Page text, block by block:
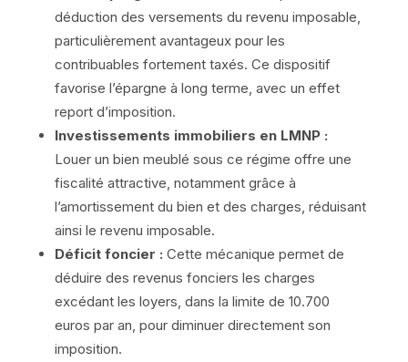
déduction des versements du revenu imposable,
particulièrement avantageux pour les
contribuables fortement taxés. Ce dispositif
favorise l’épargne à long terme, avec un effet
report d’imposition.
Investissements immobiliers en LMNP :
Louer un bien meublé sous ce régime offre une
fiscalité attractive, notamment grâce à
l’amortissement du bien et des charges, réduisant
ainsi le revenu imposable.
Déficit foncier : Cette mécanique permet de
déduire des revenus fonciers les charges
excédant les loyers, dans la limite de 10.700
euros par an, pour diminuer directement son
imposition.